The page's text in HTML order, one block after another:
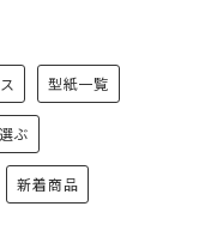
型紙一覧
ぶ
新着商品